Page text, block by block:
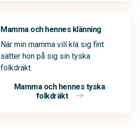
Mamma och hennes klänning
När min mamma vill klä sig fint
sätter hon på sig sin tyska
folkdräkt.
Mamma och hennes tyska
folkdräkt